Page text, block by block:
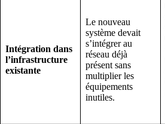
Intégration dans
l’infrastructure
existante
Le nouveau
système devait
s’intégrer au
réseau déjà
présent sans
multiplier les
équipements
inutiles.